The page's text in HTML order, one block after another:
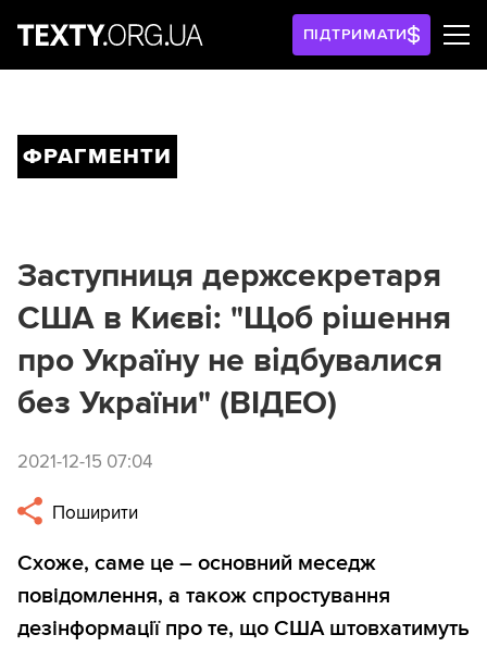
ПІДТРИМАТИ
ФРАГМЕНТИ
Заступниця держсекретаря
США в Києві: "Щоб рішення
про Україну не відбувалися
без України" (ВІДЕО)
2021-12-15 07:04
Поширити
Схоже, саме це – основний меседж
повідомлення, а також спростування
дезінформації про те, що США штовхатимуть